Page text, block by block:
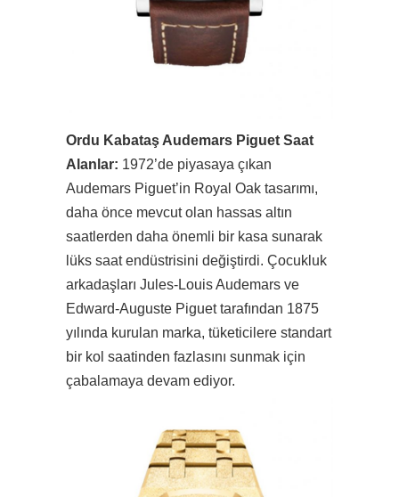
Ordu Kabataş Audemars Piguet Saat
Alanlar: 1972’de piyasaya çıkan
Audemars Piguet’in Royal Oak tasarımı,
daha önce mevcut olan hassas altın
saatlerden daha önemli bir kasa sunarak
lüks saat endüstrisini değiştirdi. Çocukluk
arkadaşları Jules-Louis Audemars ve
Edward-Auguste Piguet tarafından 1875
yılında kurulan marka, tüketicilere standart
bir kol saatinden fazlasını sunmak için
çabalamaya devam ediyor.